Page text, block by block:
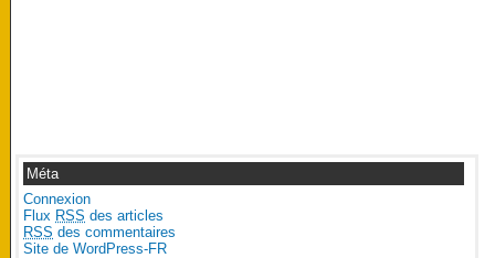
Méta
Connexion
Flux RSS des articles
RSS des commentaires
Site de WordPress-FR